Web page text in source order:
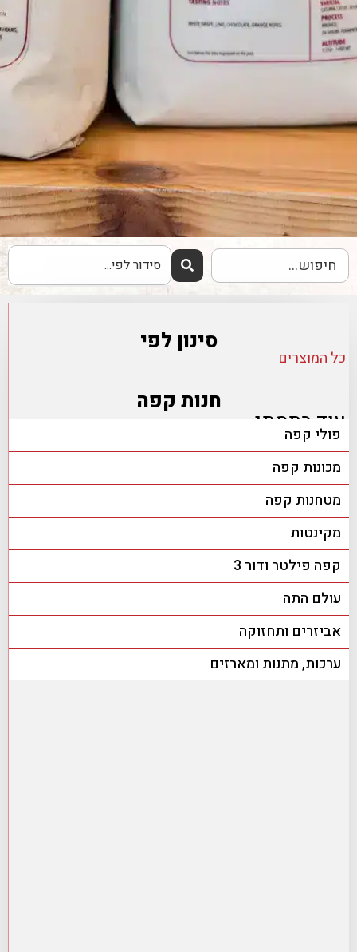
סינון לפי
כל המוצרים
חנות קפה
פולי קפה
מכונות קפה
מטחנות קפה
מקינטות
קפה פילטר ודור 3
עולם התה
אביזרים ותחזוקה
ערכות, מתנות ומארזים
עוד בתמתי